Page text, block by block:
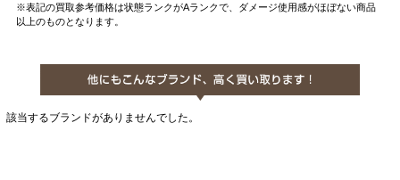
※表記の買取参考価格は状態ランクがAランクで、ダメージ使用感がほぼない商品
以上のものとなります。
該当するブランドがありませんでした。